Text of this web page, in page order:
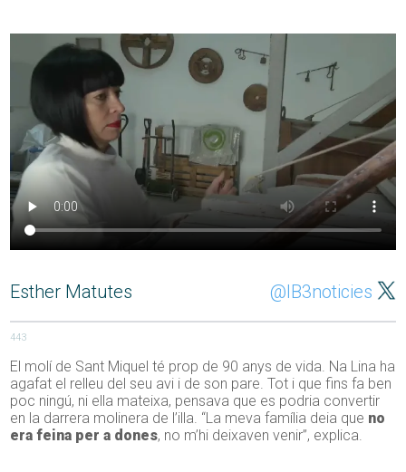
Esther Matutes @IB3noticies
443
El molí de Sant Miquel té prop de 90 anys de vida. Na Lina ha
agafat el relleu del seu avi i de son pare. Tot i que fins fa ben
poc ningú, ni ella mateixa, pensava que es podria convertir
en la darrera molinera de l’illa. “La meva família deia que no
era feina per a dones, no m’hi deixaven venir”, explica.